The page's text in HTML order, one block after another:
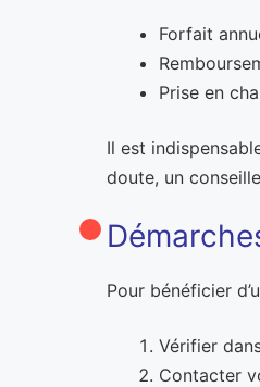
Forfait
Prise en
Il est
doute, un
Pour bénéficier
Vérifier
Contacter